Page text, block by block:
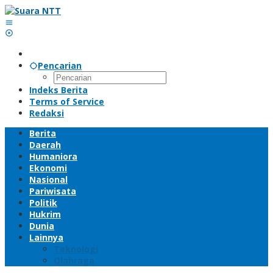
Lewati
ke
konten
Pencarian
Indeks Berita
Terms of Service
Redaksi
Berita
Daerah
Humaniora
Ekonomi
Nasional
Pariwisata
Politik
Hukrim
Dunia
Lainnya
Teknologi
Olahraga